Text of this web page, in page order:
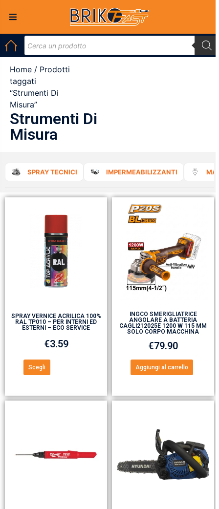
Home / Prodotti
taggati
“Strumenti Di
Misura”
Strumenti Di
Misura
SPRAY TECNICI IMPERMEABILIZZANTI
SPRAY VERNICE ACRILICA 100%
RAL TP010 – PER INTERNI ED
ESTERNI – ECO SERVICE
€3.59
Scegli
INGCO SMERIGLIATRICE
ANGOLARE A BATTERIA
CAGLI212025E 1200 W 115 MM
SOLO CORPO MACCHINA
€79.90
Aggiungi al carrello